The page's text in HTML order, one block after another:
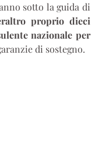
sotto la guida di
proprio dieci
nazionale per
di sostegno.